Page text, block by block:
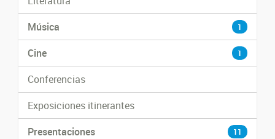
Música
1
Cine 1
Conferencias
Exposiciones itinerantes
Presentaciones
11